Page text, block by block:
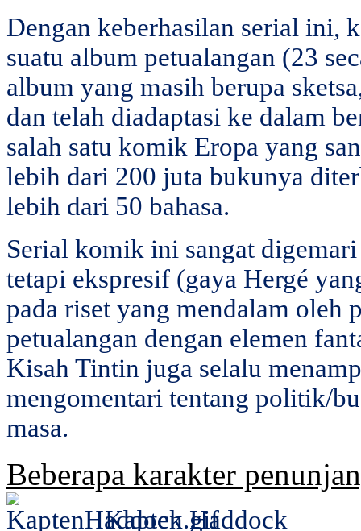
Dengan keberhasilan serial ini,
suatu album petualangan (23
album yang masih berupa
dan telah diadaptasi ke dalam
salah satu komik Eropa yang
lebih dari 200 juta bukunya
lebih dari 50 bahasa.
Serial komik ini sangat
tetapi ekspresif (gaya Hergé
pada riset yang mendalam oleh
petualangan dengan elemen
Kisah Tintin juga selalu
mengomentari tentang politik/
masa.
Beberapa karakter
Kapten Haddock